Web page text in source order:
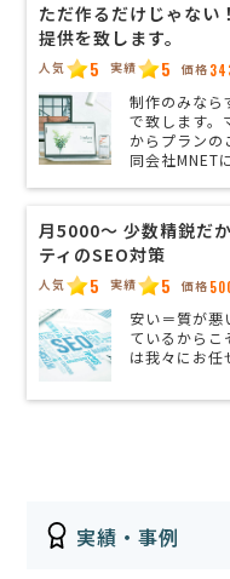
ただ作るだけじゃない
提供を致します。
人気 5 実績 5 価格
制作のみなら
で致します。
からプラン
同会社MNET
月5000〜 少数精鋭だ
ティのSEO対策
人気 5 実績 5 価格
安い＝質が悪
ているからこ
は我々にお任
実績・事例